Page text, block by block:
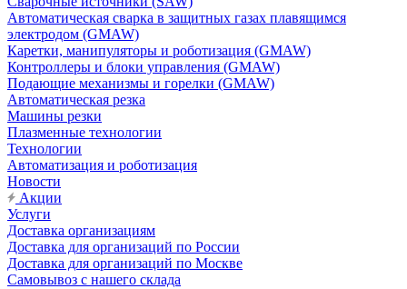
Автоматическая сварка в защитных газах плавящимся
электродом (GMAW)
Каретки, манипуляторы и роботизация (GMAW)
Контроллеры и блоки управления (GMAW)
Подающие механизмы и горелки (GMAW)
Автоматическая резка
Машины резки
Плазменные технологии
Технологии
Автоматизация и роботизация
Новости
Акции
Услуги
Доставка организациям
Доставка для организаций по России
Доставка для организаций по Москве
Самовывоз с нашего склада